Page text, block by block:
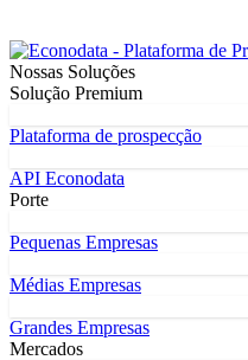
Nossas Soluções
Solução Premium
Plataforma de prospecção
API Econodata
Porte
Pequenas Empresas
Médias Empresas
Grandes Empresas
Mercados